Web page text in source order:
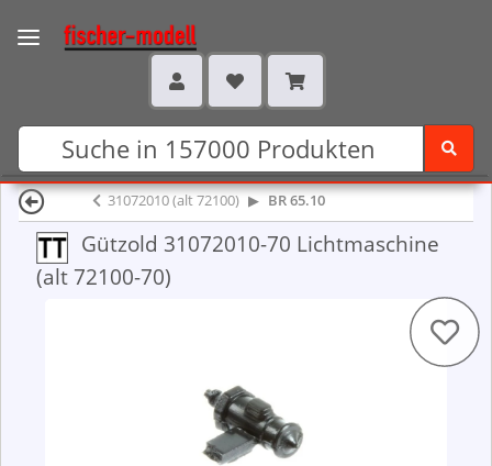
31072010 (alt 72100) BR 65.10
Gützold 31072010-70 Lichtmaschine
(alt 72100-70)